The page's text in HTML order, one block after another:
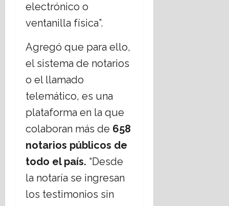
electrónico o
ventanilla física”.
Agregó que para ello,
el sistema de notarios
o el llamado
telemático, es una
plataforma en la que
colaboran más de 658
notarios públicos de
todo el país. “Desde
la notaría se ingresan
los testimonios sin